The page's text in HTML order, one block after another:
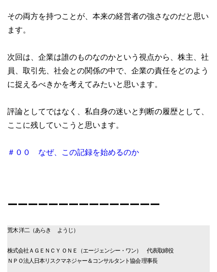
その両方を持つことが、本来の経営者の強さなのだと思い
ます。
次回は、企業は誰のものなのかという視点から、株主、社
員、取引先、社会との関係の中で、企業の責任をどのよう
に捉えるべきかを考えてみたいと思います。
評論としてではなく、私自身の迷いと判断の履歴として、
ここに残していこうと思います。
＃００ なぜ、この記録を始めるのか
ーーーーーーーーーーーーーーー
荒木 洋二（あらき ようじ）
株式会社ＡＧＥＮＣＹ ＯＮＥ（エージェンシー・ワン） 代表取締役
ＮＰＯ法人日本リスクマネジャー＆コンサルタント協会 理事長